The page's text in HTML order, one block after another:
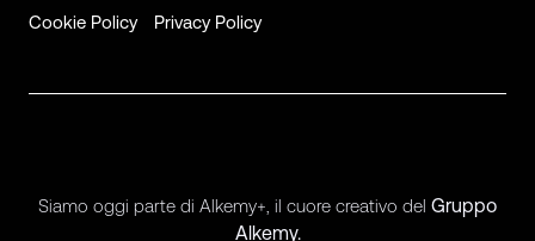
Cookie Policy Privacy Policy
Siamo oggi parte di Alkemy+, il cuore creativo del Gruppo
Alkemy.